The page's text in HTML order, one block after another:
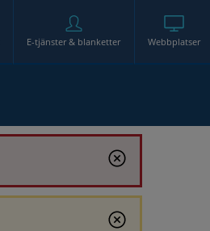
E-tjänster & blanketter Webbplatser